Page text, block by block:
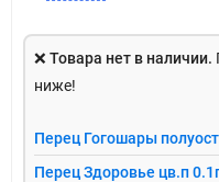
❌ Товара нет в наличии.
ниже!
Перец Гогошары
Перец Здоровье цв.п